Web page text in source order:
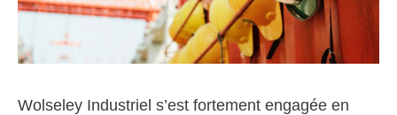
Wolseley Industriel s’est fortement engagée en